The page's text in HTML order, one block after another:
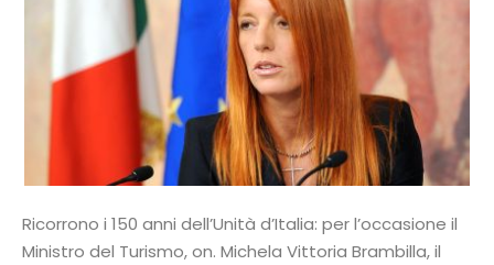
Ricorrono i 150 anni dell’Unità d’Italia: per l’occasione il
Ministro del Turismo, on. Michela Vittoria Brambilla, il